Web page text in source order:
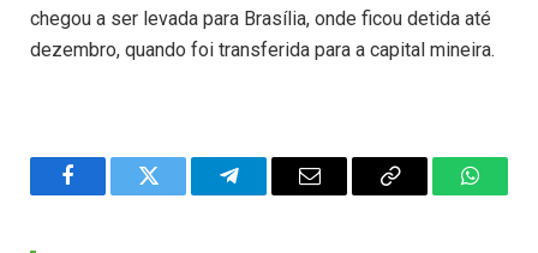
chegou a ser levada para Brasília, onde ficou detida até
dezembro, quando foi transferida para a capital mineira.
FacebookTwitter TelegramEmail
Copy